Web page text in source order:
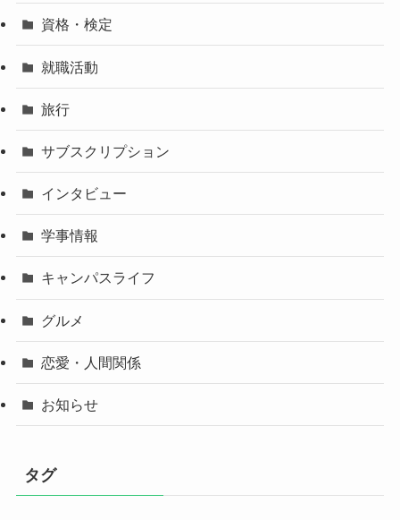
資格・検定
就職活動
旅行
サブスクリプション
インタビュー
学事情報
キャンパスライフ
グルメ
恋愛・人間関係
お知らせ
タグ